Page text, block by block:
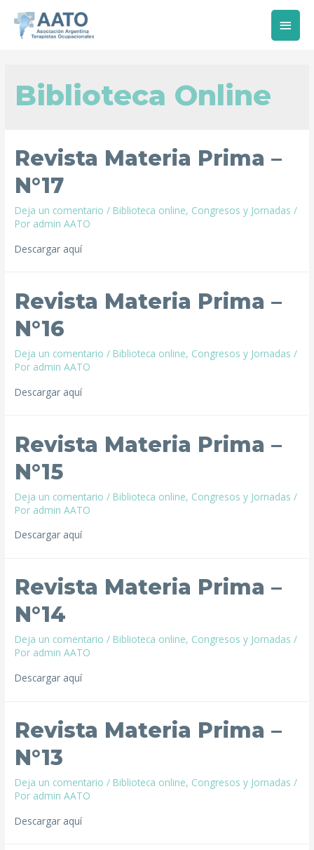
Biblioteca Online
Revista Materia Prima –
N°17
Deja un comentario / Biblioteca online, Congresos y Jornadas /
Por admin AATO
Descargar aquí
Revista Materia Prima –
N°16
Deja un comentario / Biblioteca online, Congresos y Jornadas /
Por admin AATO
Descargar aquí
Revista Materia Prima –
N°15
Deja un comentario / Biblioteca online, Congresos y Jornadas /
Por admin AATO
Descargar aquí
Revista Materia Prima –
N°14
Deja un comentario / Biblioteca online, Congresos y Jornadas /
Por admin AATO
Descargar aquí
Revista Materia Prima –
N°13
Deja un comentario / Biblioteca online, Congresos y Jornadas /
Por admin AATO
Descargar aquí